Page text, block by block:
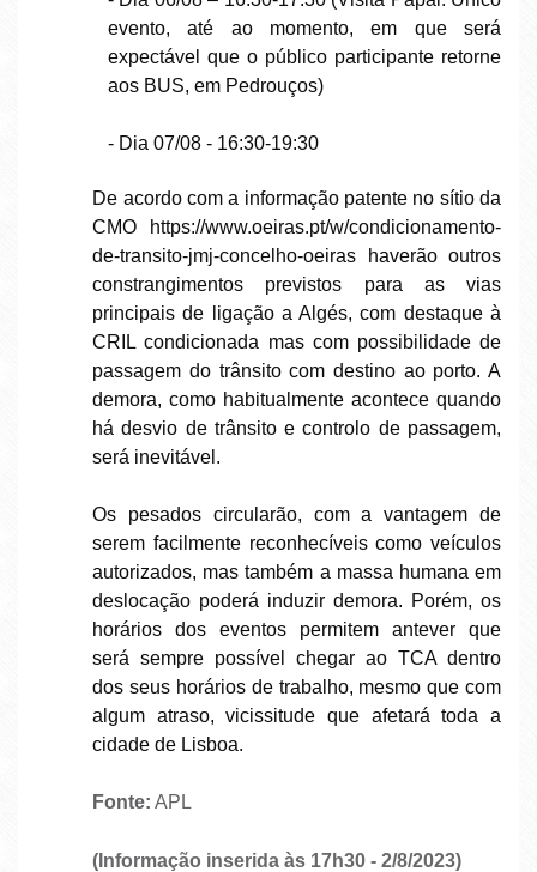
evento, até ao momento, em que será
expectável que o público participante retorne
aos BUS, em Pedrouços)
- Dia 07/08 - 16:30-19:30
De acordo com a informação patente no sítio da
CMO
https://www.oeiras.pt/w/condicionamento-
de-transito-jmj-concelho-oeiras haverão outros
constrangimentos previstos para as vias
principais de ligação a Algés, com destaque à
CRIL condicionada mas com possibilidade de
passagem do trânsito com destino ao porto. A
demora, como habitualmente acontece quando
há desvio de trânsito e controlo de passagem,
será inevitável.
Os pesados circularão, com a vantagem de
serem facilmente reconhecíveis como veículos
autorizados, mas também a massa humana em
deslocação poderá induzir demora. Porém, os
horários dos eventos permitem antever que
será sempre possível chegar ao TCA dentro
dos seus horários de trabalho, mesmo que com
algum atraso, vicissitude que afetará toda a
cidade de Lisboa.
Fonte: APL
(informação inserida às 17h30 - 2/8/2023)